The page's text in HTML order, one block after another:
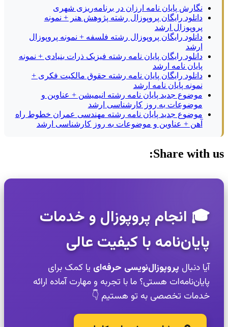
نگارش پایان نامه ارزان در برنامه‌ریزی شهری
دانلود رایگان پروپوزال رشته پژوهش هنر + نمونه
پروپوزال ارشد
دانلود رایگان پروپوزال رشته فلسفه + نمونه پروپوزال
ارشد
دانلود رایگان پایان نامه رشته فیزیک ذرات بنیادی + نمونه
پایان نامه ارشد
دانلود رایگان پایان نامه رشته حقوق مالکیت فکری +
نمونه پایان نامه ارشد
موضوع جدید پایان نامه رشته انیمیشن + عناوین و
موضوعات به روز کارشناسی ارشد
موضوع جدید پایان نامه رشته مهندسی عمران خطوط راه
آهن + عناوین و موضوعات به روز کارشناسی ارشد
Share with us:
🎓 انجام پروپوزال و خدمات
پایان‌نامه با کیفیت عالی
آیا دنبال پروپوزال‌نویسی حرفه‌ای یا کمک برای
پایان‌نامه‌ات هستی؟ ما با تجربه و مهارت آماده ارائه
خدمات تخصصی به تو هستیم 👇